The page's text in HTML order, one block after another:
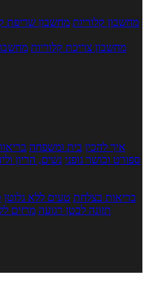
מחשבון קלוריות מחשבון שריפת
מחשבון צריכת קלוריות
איך להכין בית ומשפחה
ספורט וכושר גופני נשים, הריון
בריאות בצלחת טעים ללא גלוטן
תזונה לבטן רגועה מרזים